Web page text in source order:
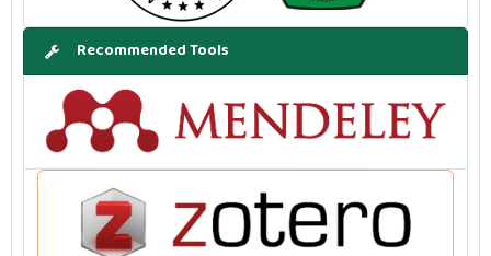
Recommended Tools